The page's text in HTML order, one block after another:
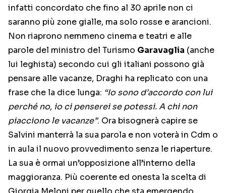
infatti concordato che fino al 30 aprile non ci
saranno più zone gialle, ma solo rosse e arancioni.
Non riaprono nemmeno cinema e teatri e alle
parole del ministro del Turismo Garavaglia (anche
lui leghista) secondo cui gli italiani possono già
pensare alle vacanze, Draghi ha replicato con una
frase che la dice lunga: “Io sono d’accordo con lui
perché no, io ci penserei se potessi. A chi non
piacciono le vacanze”. Ora bisognerà capire se
Salvini manterrà la sua parola e non voterà in Cdm o
in aula il nuovo provvedimento senza le riaperture.
La sua è ormai un’opposizione all’interno della
maggioranza. Più coerente ed onesta la scelta di